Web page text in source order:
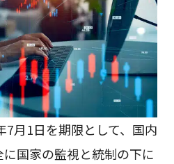
7月1日を期限として、国内
国家の監視と統制の下に